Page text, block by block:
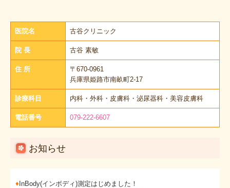
医院名 古谷クリニック
院 長 古谷 素敏
住 所
〒670-0961
兵庫県姫路市南畝町2-17
診療科目 内科・外科・皮膚科・泌尿器科・美容皮膚科
電話番号 079-222-6607
お知らせ
♦ InBody(インボディ)測定はじめました！